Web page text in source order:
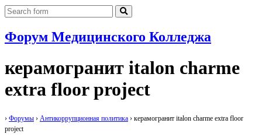
Форум Медицинского Колледжа
керамогранит italon charme
extra floor project
› Форумы › Антикоррупционная политика › керамогранит italon charme extra floor
project